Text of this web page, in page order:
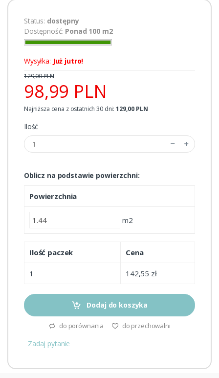
Status: dostępny
Dostępność: Ponad 100 m2
Wysyłka: Już jutro!
98,99 PLN
129,00 PLN
Najniższa cena z ostatnich 30 dni: 129,00 PLN
Ilość
Oblicz na podstawie powierzchni:
Powierzchnia
m2
Ilość paczek Cena
1 142,55 zł
Dodaj do koszyka
do porównania do przechowalni
Zadaj pytanie